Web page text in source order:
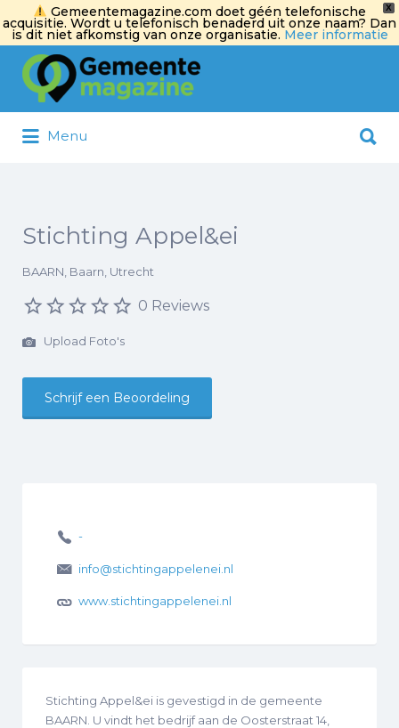
X
Gemeentemagazine.com doet géén telefonische
acquisitie. Wordt u telefonisch benaderd uit onze naam? Dan
is dit niet afkomstig van onze organisatie. Meer informatie
Zoek
naar:
Menu
naar:
Stichting Appel&ei
BAARN, Baarn, Utrecht
0 Reviews
Upload Foto's
Schrijf een Beoordeling
-
info@stichtingappelenei.nl
www.stichtingappelenei.nl
Stichting Appel&ei is gevestigd in de gemeente
BAARN. U vindt het bedrijf aan de Oosterstraat 14,